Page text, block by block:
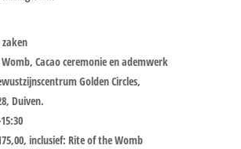
Cacao ceremonie en ademwerk
Golden Circles,
Duiven.
inclusief: Rite of the Womb